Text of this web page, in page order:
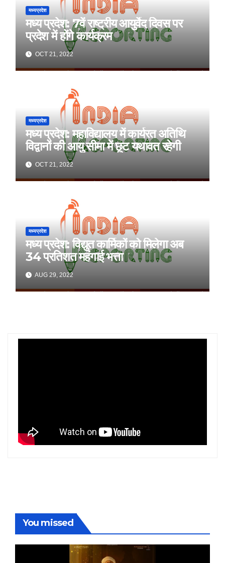
मध्यप्रदेश
मध्य प्रदेश: 7वें राष्ट्रीय आयुर्वेद दिवस पर
प्रदेश में होंगे कार्यक्रम
OCT 21, 2022
मध्यप्रदेश
मध्य प्रदेश: महाविद्यालय में कार्यरत अतिथि
विद्वानों की आयु सीमा में छूट यथावत रहेगी
OCT 21, 2022
मध्यप्रदेश
मध्य प्रदेश: विद्युत कार्मिकों को मिलेगा अब
34 प्रतिशत महंगाई भत्ता
AUG 29, 2022
You missed